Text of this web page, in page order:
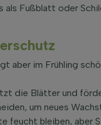
als Fußblatt oder
aber im Frühling
die Blätter und
um neues
feucht bleiben, aber